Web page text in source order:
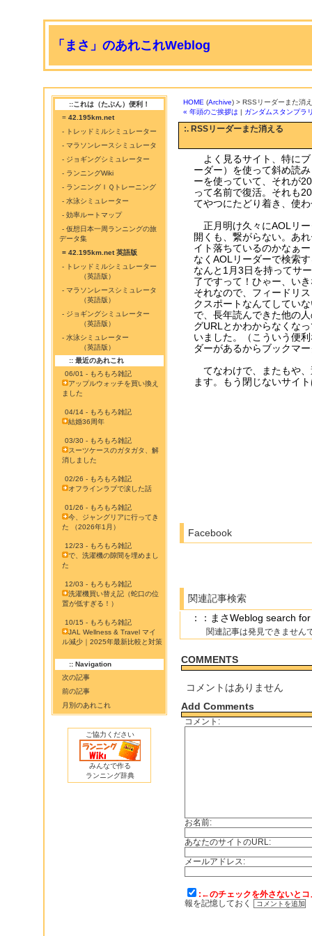
「まさ」のあれこれWeblog
::これは（たぶん）便利！
= 42.195km.net
- トレッドミルシミュレーター
- マラソンレースシミュレータ
- ジョギングシミュレーター
- ランニングWiki
- ランニングＩＱトレーニング
- 水泳シミュレーター
- 効率ルートマップ
- 仮想日本一周ランニングの旅
データ集
= 42.195km.net 英語版
- トレッドミルシミュレーター
（英語版）
- マラソンレースシミュレータ
（英語版）
- ジョギングシミュレーター
（英語版）
- 水泳シミュレーター
（英語版）
:: 最近のあれこれ
06/01 - もろもろ雑記
アップルウォッチを買い換え
ました
04/14 - もろもろ雑記
結婚36周年
03/30 - もろもろ雑記
スーツケースのガタガタ、解
消しました
02/26 - もろもろ雑記
オフラインラブで涙した話
01/26 - もろもろ雑記
今、ジャングリアに行ってき
た （2026年1月）
12/23 - もろもろ雑記
で、洗濯機の隙間を埋めまし
た
12/03 - もろもろ雑記
洗濯機買い替え記（蛇口の位
置が低すぎる！）
10/15 - もろもろ雑記
JAL Wellness & Travel マイ
ル減少｜2025年最新比較と対策
:: Navigation
次の記事
前の記事
月別のあれこれ
ご協力ください
みんなで作る
ランニング辞典
HOME (Archive) > RSSリーダーまた消
« 年頭のご挨拶は | ガンダムスタンプラ
:. RSSリーダーまた消える
よく見るサイト、特に
ーダー）を使って斜め読
ーを使っていて、それが
って名前で復活。それも
てやつにたどり着き、使
正月明け久々にAOLリー
開くも、繋がらない。あ
イト落ちているのかなぁ
なくAOLリーダーで検索
なんと1月3日を持ってサ
了ですって！ひゃー、い
それなので、フィードリ
クスポートなんてしてい
で、長年読んできた他の
グURLとかわからなくな
いました。（こういう便
ダーがあるからブックマ
てなわけで、またもや
ます。もう閉じないサイ
Facebook
関連記事検索
：：まさWeblog search
関連記事は発見できません
COMMENTS
コメントはありません
Add Comments
コメント:
お名前:
あなたのサイトのURL:
メールアドレス:
:←のチェックを外さないと
報を記憶しておく